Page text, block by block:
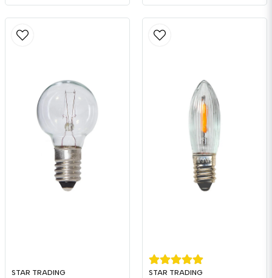
STAR TRADING STAR TRADING